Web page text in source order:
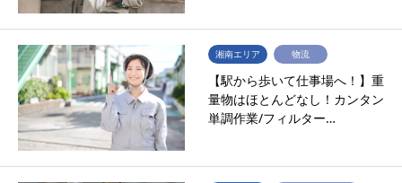
湘南エリア 物流
【駅から歩いて仕事場へ！】重
量物はほとんどなし！カンタン
単調作業/フィルター…